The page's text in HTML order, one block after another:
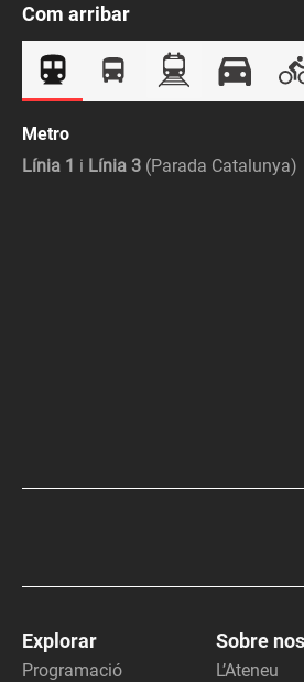
Com arribar
Metro
Línia 1 i Línia 3 (Parada Catalunya)
Explorar
Programació
Sobre
L’Ateneu